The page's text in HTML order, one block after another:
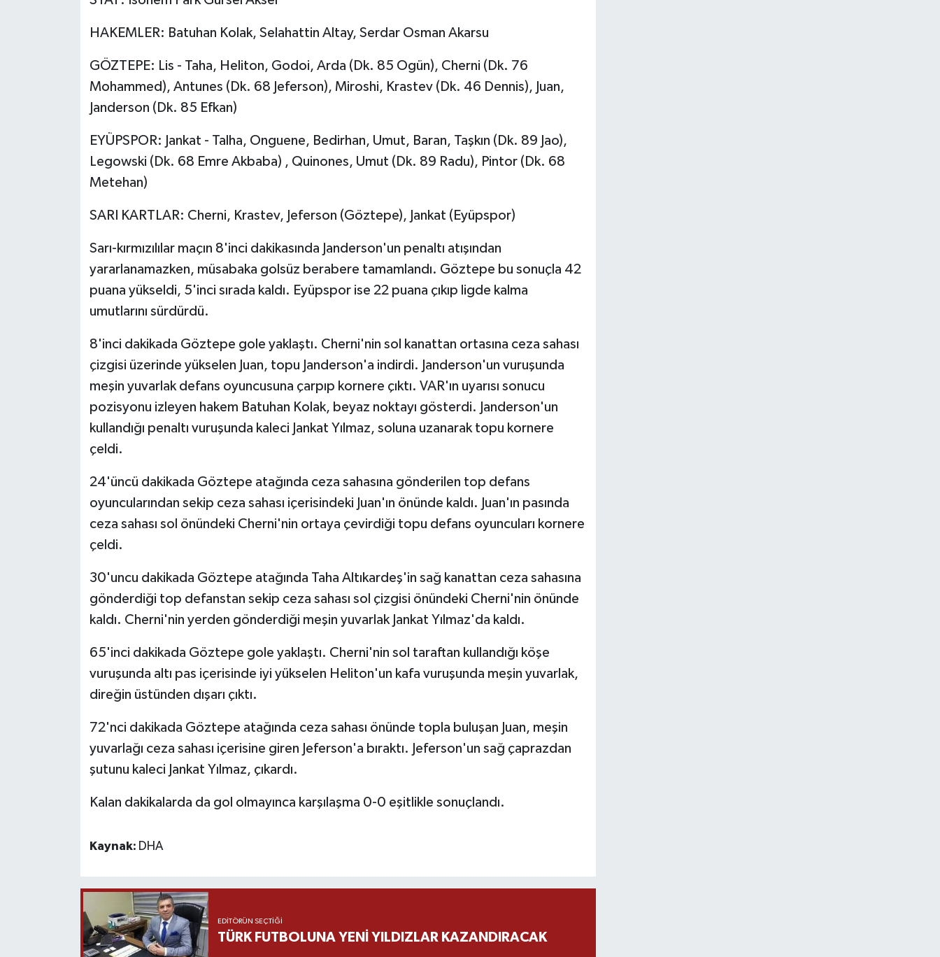
HAKEMLER: Batuhan Kolak, Selahattin Altay, Serdar Osman Akarsu
GÖZTEPE: Lis - Taha, Heliton, Godoi, Arda (Dk. 85 Ogün), Cherni (Dk. 76
Mohammed), Antunes (Dk. 68 Jeferson), Miroshi, Krastev (Dk. 46 Dennis), Juan,
Janderson (Dk. 85 Efkan)
EYÜPSPOR: Jankat - Talha, Onguene, Bedirhan, Umut, Baran, Taşkın (Dk. 89 Jao),
Legowski (Dk. 68 Emre Akbaba) , Quinones, Umut (Dk. 89 Radu), Pintor (Dk. 68
Metehan)
SARI KARTLAR: Cherni, Krastev, Jeferson (Göztepe), Jankat (Eyüpspor)
Sarı-kırmızılılar maçın 8'inci dakikasında Janderson'un penaltı atışından
yararlanamazken, müsabaka golsüz berabere tamamlandı. Göztepe bu sonuçla 42
puana yükseldi, 5'inci sırada kaldı. Eyüpspor ise 22 puana çıkıp ligde kalma
umutlarını sürdürdü.
8'inci dakikada Göztepe gole yaklaştı. Cherni'nin sol kanattan ortasına ceza sahası
çizgisi üzerinde yükselen Juan, topu Janderson'a indirdi. Janderson'un vuruşunda
meşin yuvarlak defans oyuncusuna çarpıp kornere çıktı. VAR'ın uyarısı sonucu
pozisyonu izleyen hakem Batuhan Kolak, beyaz noktayı gösterdi. Janderson'un
kullandığı penaltı vuruşunda kaleci Jankat Yılmaz, soluna uzanarak topu kornere
çeldi.
24'üncü dakikada Göztepe atağında ceza sahasına gönderilen top defans
oyuncularından sekip ceza sahası içerisindeki Juan'ın önünde kaldı. Juan'ın pasında
ceza sahası sol önündeki Cherni'nin ortaya çevirdiği topu defans oyuncuları kornere
çeldi.
30'uncu dakikada Göztepe atağında Taha Altıkardeş'in sağ kanattan ceza sahasına
gönderdiği top defanstan sekip ceza sahası sol çizgisi önündeki Cherni'nin önünde
kaldı. Cherni'nin yerden gönderdiği meşin yuvarlak Jankat Yılmaz'da kaldı.
65'inci dakikada Göztepe gole yaklaştı. Cherni'nin sol taraftan kullandığı köşe
vuruşunda altı pas içerisinde iyi yükselen Heliton'un kafa vuruşunda meşin yuvarlak,
direğin üstünden dışarı çıktı.
72'nci dakikada Göztepe atağında ceza sahası önünde topla buluşan Juan, meşin
yuvarlağı ceza sahası içerisine giren Jeferson'a bıraktı. Jeferson'un sağ çaprazdan
şutunu kaleci Jankat Yılmaz, çıkardı.
Kalan dakikalarda da gol olmayınca karşılaşma 0-0 eşitlikle sonuçlandı.
Kaynak: DHA
EDITÖRÜN SEÇTIĞI
TÜRK FUTBOLUNA YENİ YILDIZLAR KAZANDIRACAK
Haberde İnsan
Kültür Sanat
Son Dakika
AboneHaber Özel